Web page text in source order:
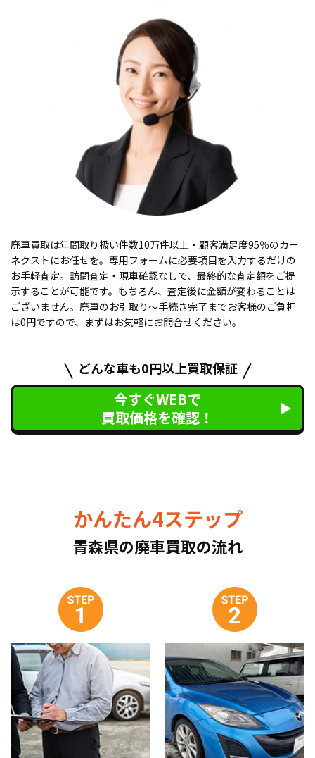
廃車買取は年間取り扱い件数10万件以上・顧客満足度95％のカー
ネクストにお任せを。専用フォームに必要項目を入力するだけの
お手軽査定。訪問査定・現車確認なしで、最終的な査定額をご提
示することが可能です。もちろん、査定後に金額が変わることは
ございません。廃車のお引取り〜手続き完了までお客様のご負担
は0円ですので、まずはお気軽にお問合せください。
どんな車も0円以上買取保証
今すぐWEBで
買取価格を確認！
かんたん4ステップ
青森県の廃車買取の流れ